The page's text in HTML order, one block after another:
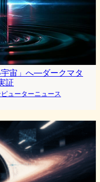
宙」へ—ダークマタ
証
ューターニュース